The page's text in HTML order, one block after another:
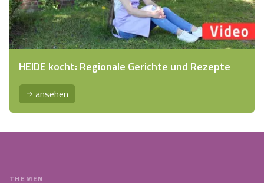
HEIDE kocht: Regionale Gerichte und Rezepte
ansehen
THEMEN